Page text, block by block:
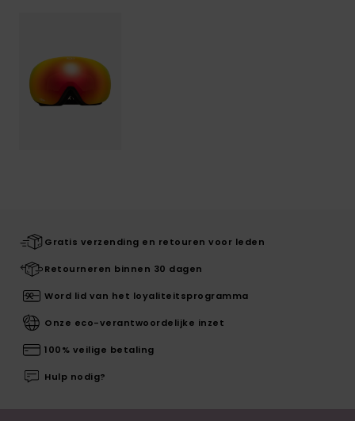
Gratis verzending en retouren voor leden
Retourneren binnen 30 dagen
Word lid van het loyaliteitsprogramma
Onze eco-verantwoordelijke inzet
100% veilige betaling
Hulp nodig?